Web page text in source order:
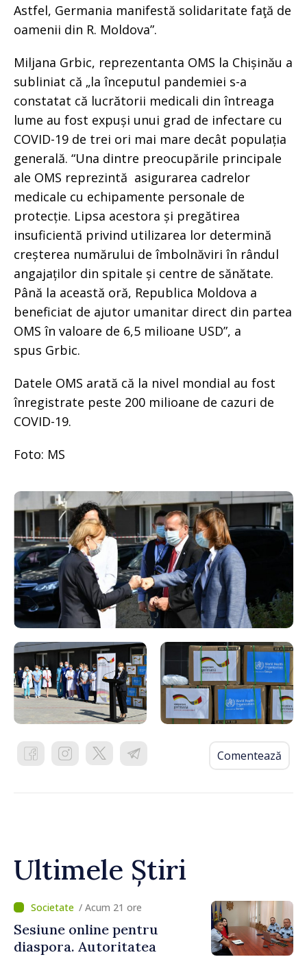
Astfel, Germania manifestă solidaritate faţă de
oamenii din R. Moldova”.
Miljana Grbic, reprezentanta OMS la Chișinău a
subliniat că „la începutul pandemiei s-a
constatat că lucrătorii medicali din întreaga
lume au fost expuși unui grad de infectare cu
COVID-19 de trei ori mai mare decât populația
generală. “Una dintre preocupările principale
ale OMS reprezintă asigurarea cadrelor
medicale cu echipamente personale de
protecție. Lipsa acestora și pregătirea
insuficientă privind utilizarea lor determină
creșterea numărului de îmbolnăviri în rândul
angajaților din spitale și centre de sănătate.
Până la această oră, Republica Moldova a
beneficiat de ajutor umanitar direct din partea
OMS în valoare de 6,5 milioane USD”, a
spus Grbic.
Datele OMS arată că la nivel mondial au fost
înregistrate peste 200 milioane de cazuri de
COVID-19.
Foto: MS
Comentează
Ultimele Știri
/ Acum 21 ore
Sesiune online pentru
diaspora. Autoritatea